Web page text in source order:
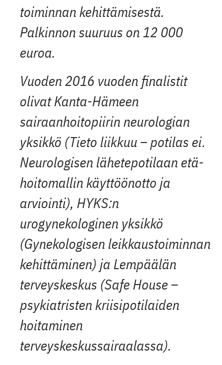
toiminnan kehittämisestä.
Palkinnon suuruus on 12 000
euroa.
Vuoden 2016 vuoden finalistit
olivat Kanta-Hämeen
sairaanhoitopiirin neurologian
yksikkö (Tieto liikkuu – potilas ei.
Neurologisen lähetepotilaan etä­
hoitomallin käyttöönotto ja
arviointi), HYKS:n
urogynekologinen yksikkö
(Gynekologisen leikkaustoiminnan
kehittäminen) ja Lempäälän
terveyskeskus (Safe House –
psykiatristen kriisipotilaiden
hoitaminen
terveyskeskussairaalassa).